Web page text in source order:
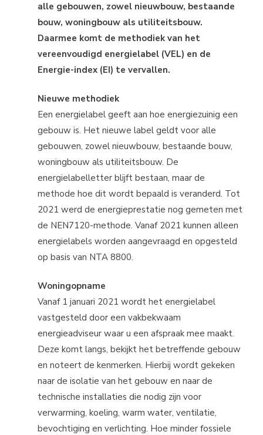
alle gebouwen, zowel nieuwbouw, bestaande
bouw, woningbouw als utiliteitsbouw.
Daarmee komt de methodiek van het
vereenvoudigd energielabel (VEL) en de
Energie-index (EI) te vervallen.
Nieuwe methodiek
Een energielabel geeft aan hoe energiezuinig een
gebouw is. Het nieuwe label geldt voor alle
gebouwen, zowel nieuwbouw, bestaande bouw,
woningbouw als utiliteitsbouw. De
energielabelletter blijft bestaan, maar de
methode hoe dit wordt bepaald is veranderd. Tot
2021 werd de energieprestatie nog gemeten met
de NEN7120-methode. Vanaf 2021 kunnen alleen
energielabels worden aangevraagd en opgesteld
op basis van NTA 8800.
Woningopname
Vanaf 1 januari 2021 wordt het energielabel
vastgesteld door een vakbekwaam
energieadviseur waar u een afspraak mee maakt.
Deze komt langs, bekijkt het betreffende gebouw
en noteert de kenmerken. Hierbij wordt gekeken
naar de isolatie van het gebouw en naar de
technische installaties die nodig zijn voor
verwarming, koeling, warm water, ventilatie,
bevochtiging en verlichting. Hoe minder fossiele